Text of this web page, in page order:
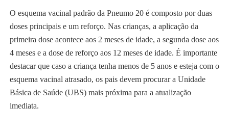
O esquema vacinal padrão da Pneumo 20 é composto por duas
doses principais e um reforço. Nas crianças, a aplicação da
primeira dose acontece aos 2 meses de idade, a segunda dose aos
4 meses e a dose de reforço aos 12 meses de idade. É importante
destacar que caso a criança tenha menos de 5 anos e esteja com o
esquema vacinal atrasado, os pais devem procurar a Unidade
Básica de Saúde (UBS) mais próxima para a atualização
imediata.